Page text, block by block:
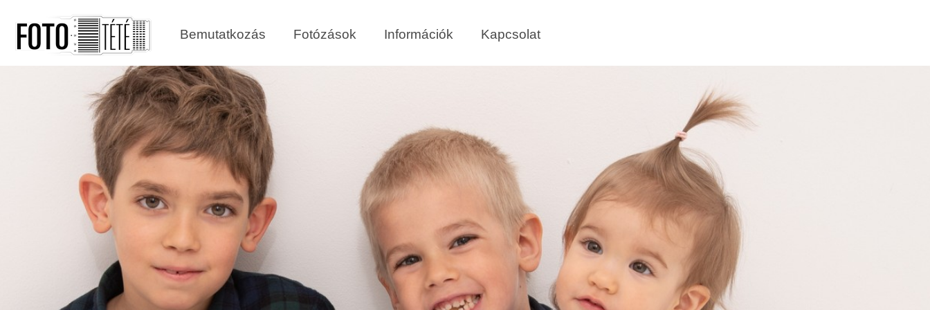
Bemutatkozás Fotózások Információk Kapcsolat